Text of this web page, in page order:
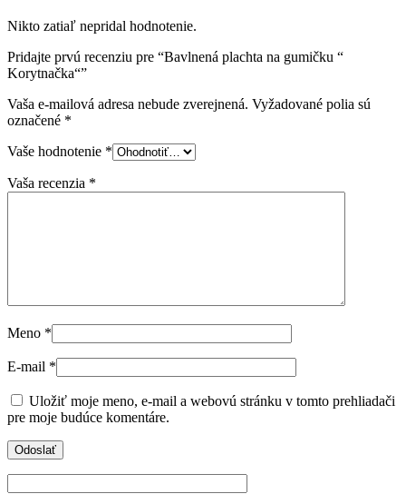
Nikto zatiaľ nepridal hodnotenie.
Pridajte prvú recenziu pre “Bavlnená plachta na gumičku “
Korytnačka“”
Vaša e-mailová adresa nebude zverejnená. Vyžadované polia sú
označené *
Vaše hodnotenie *
Vaša recenzia *
Meno *
E-mail *
Uložiť moje meno, e-mail a webovú stránku v tomto prehliadači
pre moje budúce komentáre.